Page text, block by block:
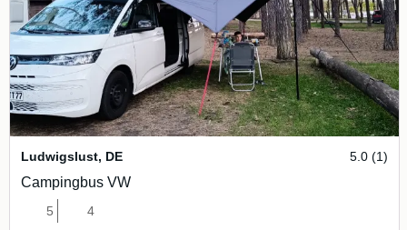
Ludwigslust, DE 5.0 (1)
Campingbus VW
5 4